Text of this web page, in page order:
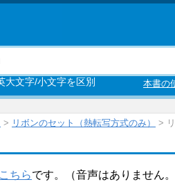
大文字/小文字を区別 本書の
> リボンのセット（熱転写方式のみ） >
こちらです。（音声はありません